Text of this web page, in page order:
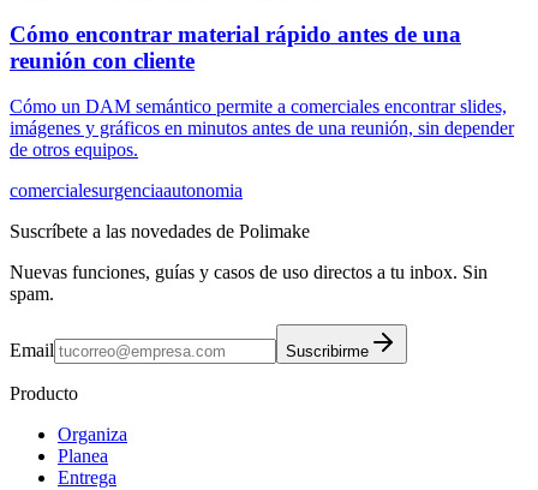
Cómo encontrar material rápido antes de una
reunión con cliente
Cómo un DAM semántico permite a comerciales encontrar slides,
imágenes y gráficos en minutos antes de una reunión, sin depender
de otros equipos.
comercialesurgenciaautonomia
Suscríbete a las novedades de Polimake
Nuevas funciones, guías y casos de uso directos a tu inbox. Sin
spam.
Email Suscribirme
Producto
Organiza
Planea
Entrega